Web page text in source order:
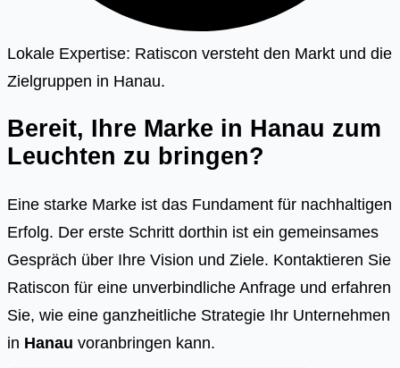
Lokale Expertise: Ratiscon versteht den Markt und die
Zielgruppen in Hanau.
Bereit, Ihre Marke in Hanau zum
Leuchten zu bringen?
Eine starke Marke ist das Fundament für nachhaltigen
Erfolg. Der erste Schritt dorthin ist ein gemeinsames
Gespräch über Ihre Vision und Ziele. Kontaktieren Sie
Ratiscon für eine unverbindliche Anfrage und erfahren
Sie, wie eine ganzheitliche Strategie Ihr Unternehmen
in Hanau voranbringen kann.